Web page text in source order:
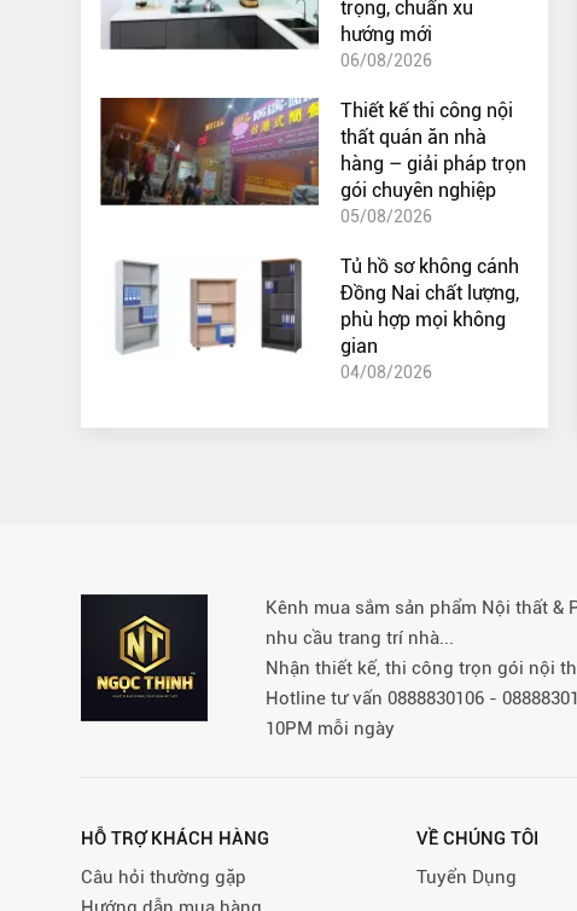
trọng, chuẩn xu
hướng mới
06/08/2026
Thiết kế thi công nội
thất quán ăn nhà
hàng – giải pháp trọn
gói chuyên nghiệp
05/08/2026
Tủ hồ sơ không cánh
Đồng Nai chất lượng,
phù hợp mọi không
gian
04/08/2026
Kênh mua sắm sản phẩm Nội thất
nhu cầu trang trí nhà...
Nhận thiết kế, thi công trọn gói nội
Hotline tư vấn 0888830106 -
10PM mỗi ngày
HỖ TRỢ KHÁCH HÀNG
Câu hỏi thường gặp
VỀ CHÚNG TÔI
Tuyển Dụng